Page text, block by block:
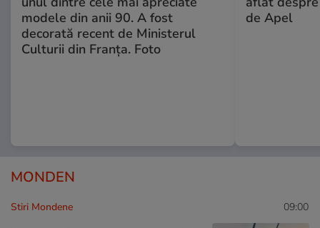
modele din anii 90. A fost
decorată recent de Ministerul
Culturii din Franța. Foto
de Apel
MONDEN
Stiri Mondene 09:00